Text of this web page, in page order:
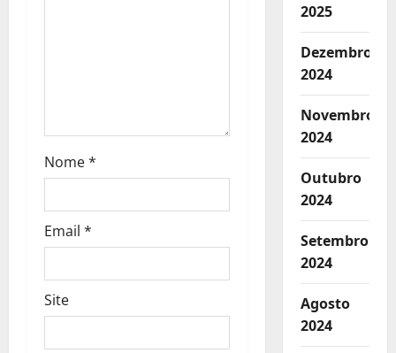
Nome*
Email *
Site
2025
Dezembro
2024
Novembro
2024
Outubro
2024
Setembro
2024
Agosto
2024